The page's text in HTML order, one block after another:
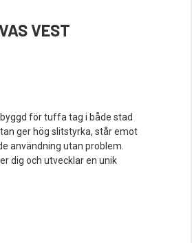
VEST
för tuffa tag i både stad
ger hög slitstyrka, står emot
användning utan problem.
dig och utvecklar en unik